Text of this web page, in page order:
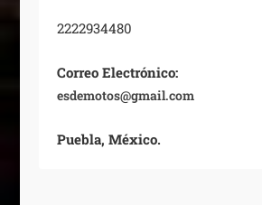
2222934480
Correo Electrónico:
esdemotos@gmail.com
Puebla, México.